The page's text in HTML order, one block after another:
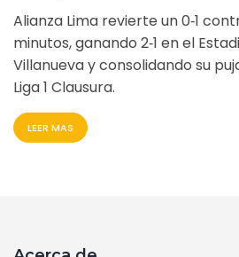
Alianza Lima revierte un 0‑1
minutos, ganando 2‑1 en el
Villanueva y consolidando su
Liga 1 Clausura.
LEER MAS